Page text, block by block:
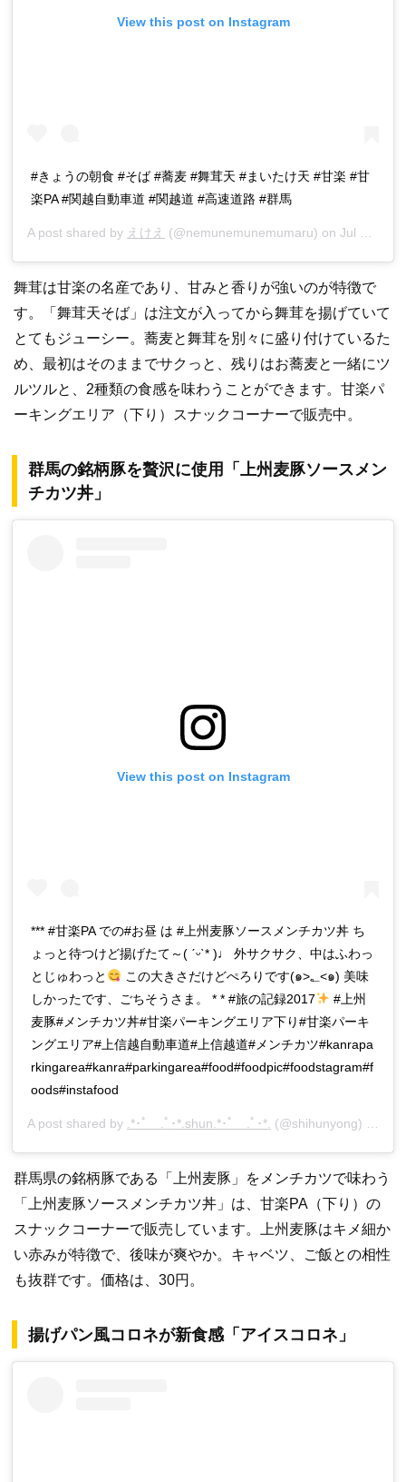
View this post on Instagram
#きょうの朝食 #そば #蕎麦 #舞茸天 #まいたけ天 #甘楽 #甘
楽PA #関越自動車道 #関越道 #高速道路 #群馬
A post shared by えけえ (@nemunemunemumaru) on Jul 14, 2018 at 4:23pm PDT
舞茸は甘楽の名産であり、甘みと香りが強いのが特徴で
す。「舞茸天そば」は注文が入ってから舞茸を揚げていて
とてもジューシー。蕎麦と舞茸を別々に盛り付けているた
め、最初はそのままでサクっと、残りはお蕎麦と一緒にツ
ルツルと、2種類の食感を味わうことができます。甘楽パ
ーキングエリア（下り）スナックコーナーで販売中。
群馬の銘柄豚を贅沢に使用「上州麦豚ソースメン
チカツ丼」
View this post on Instagram
*** #甘楽PA での#お昼 は #上州麦豚ソースメンチカツ丼 ち
ょっと待つけど揚げたて～( ˊᵕˋ* )♩ 外サクサク、中はふわっ
とじゅわっと
この大きさだけどぺろりです(๑>؂<๑) 美味
しかったです、ごちそうさま。 * * #旅の記録2017
#上州
麦豚#メンチカツ丼#甘楽パーキングエリア下り#甘楽パーキ
ングエリア#上信越自動車道#上信越道#メンチカツ#kanrapa
rkingarea#kanra#parkingarea#food#foodpic#foodstagram#f
oods#instafood
A post shared by .*･ﾟ .ﾟ･*.shun.*･ﾟ .ﾟ･*. (@shihunyong) on
群馬県の銘柄豚である「上州麦豚」をメンチカツで味わう
「上州麦豚ソースメンチカツ丼」は、甘楽PA（下り）の
スナックコーナーで販売しています。上州麦豚はキメ細か
い赤みが特徴で、後味が爽やか。キャベツ、ご飯との相性
も抜群です。価格は、30円。
揚げパン風コロネが新食感「アイスコロネ」